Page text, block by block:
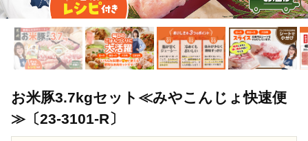
お米豚3.7kgセット≪みやこんじょ快速便
≫〔23-3101-R〕